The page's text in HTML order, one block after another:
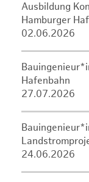
Ausbildung
Hamburger
02.06.2026
Hafenbahn
27.07.2026
24.06.2026